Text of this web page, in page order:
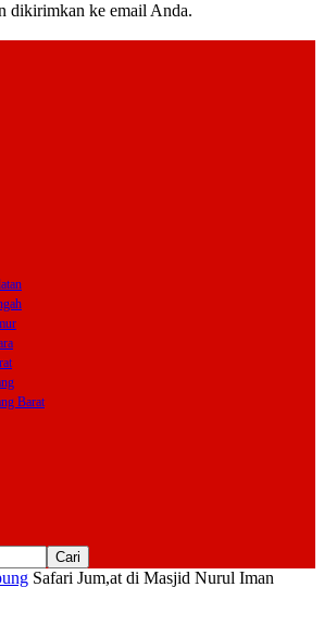
dikirimkan ke email Anda.
Barat
Safari Jum,at di Masjid Nurul Iman